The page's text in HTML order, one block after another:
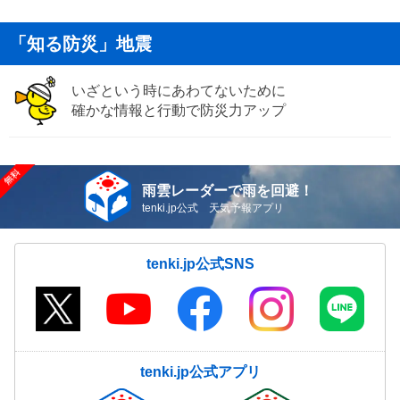
「知る防災」地震
いざという時にあわてないために
確かな情報と行動で防災力アップ
雨雲レーダーで雨を回避！
tenki.jp公式 天気予報アプリ
tenki.jp公式SNS
tenki.jp公式アプリ